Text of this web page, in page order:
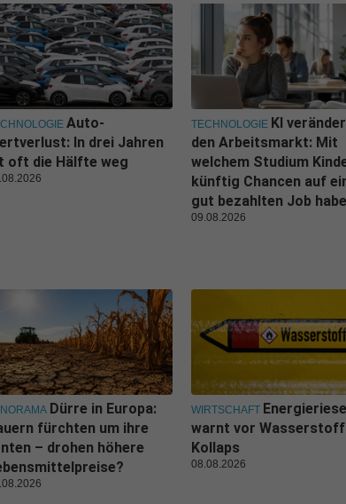
Auto-
In drei Jahren
oft die Hälfte weg
TECHNOLOGIE KI
den Arbeitsmarkt: Mit
welchem Studium
künftig Chancen auf
gut bezahlten Job
09.08.2026
Dürre in Europa:
fürchten um ihre
– drohen höhere
WIRTSCHAFT Energieriese
warnt vor
Kollaps
08.08.2026